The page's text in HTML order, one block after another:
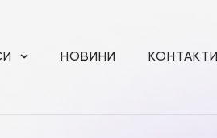
НОВИНИ КОНТАКТИ